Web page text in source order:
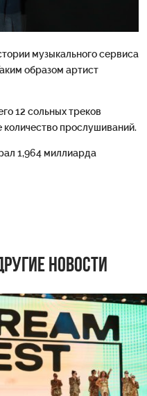
музыкального сервиса
образом артист
12 сольных треков
прослушиваний.
1,964 миллиарда
новости